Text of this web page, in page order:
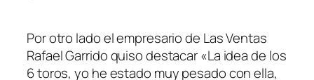
Por otro lado el empresario de Las Ventas
Rafael Garrido quiso destacar «La idea de los
6 toros, yo he estado muy pesado con ella,